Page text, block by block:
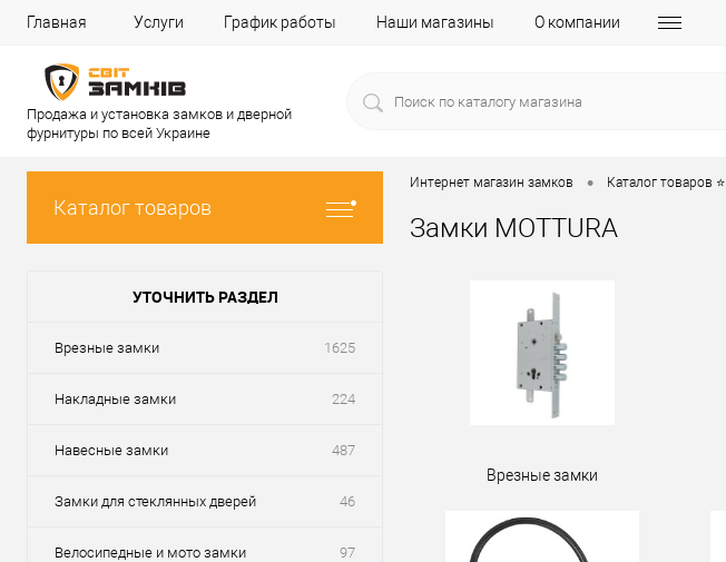
Главная Услуги График работы Наши магазины О компании
Продажа и установка замков и дверной
фурнитуры по всей Украине
Каталог товаров
УТОЧНИТЬ РАЗДЕЛ
Врезные замки 1625
Накладные замки 224
Навесные замки 487
Замки для стеклянных дверей 46
Велосипедные и мото замки 97
Интернет магазин замков • Каталог товаров ⭐
Замки MOTTURA
Врезные замки